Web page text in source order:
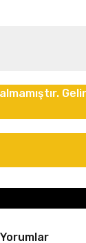
Yorumlar